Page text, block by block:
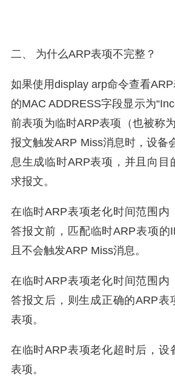
二、 为什么ARP表项不完整？
如果使用display arp命令查看
的MAC ADDRESS字段显示为
前表项为临时ARP表项（也被称
报文触发ARP Miss消息时，设备
息生成临时ARP表项，并且向目
求报文。
在临时ARP表项老化时间范围内
答报文前，匹配临时ARP表项的
且不会触发ARP Miss消息。
在临时ARP表项老化时间范围内
答报文后，则生成正确的ARP表
表项。
在临时ARP表项老化超时后，设
表项。